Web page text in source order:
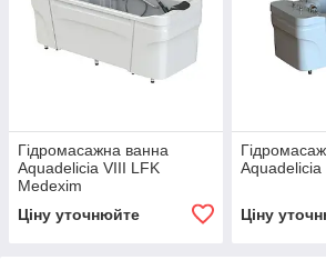
Гідромасажна ванна
Aquadelicia VIII LFK
Medexim
Ціну уточнюйте
Aquadelicia
Ціну